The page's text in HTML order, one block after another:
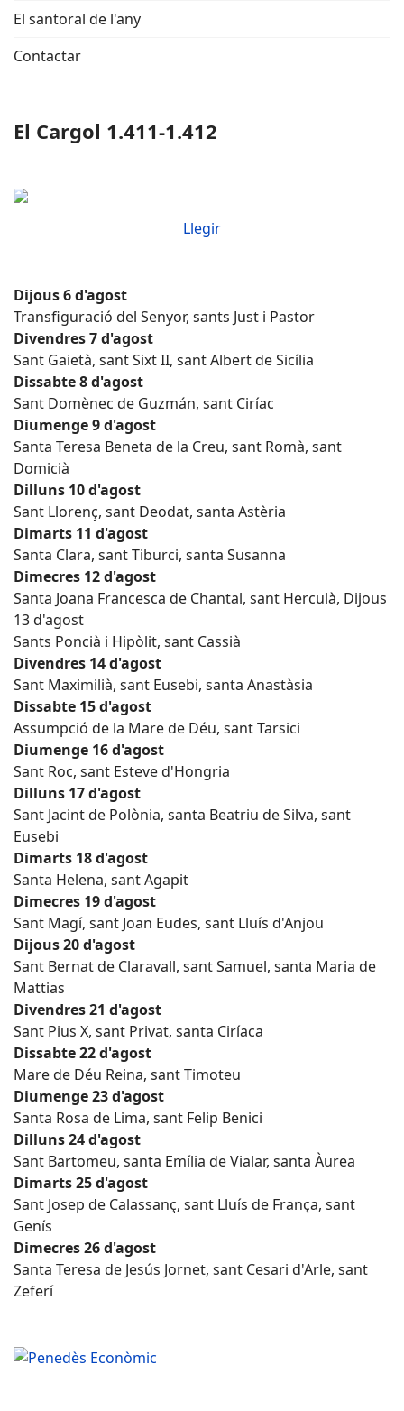
El santoral de l'any
Contactar
El Cargol 1.411-1.412
Llegir
Dijous 6 d'agost
Transfiguració del Senyor, sants Just i Pastor
Divendres 7 d'agost
Sant Gaietà, sant Sixt II, sant Albert de Sicília
Dissabte 8 d'agost
Sant Domènec de Guzmán, sant Ciríac
Diumenge 9 d'agost
Santa Teresa Beneta de la Creu, sant Romà, sant
Domicià
Dilluns 10 d'agost
Sant Llorenç, sant Deodat, santa Astèria
Dimarts 11 d'agost
Santa Clara, sant Tiburci, santa Susanna
Dimecres 12 d'agost
Santa Joana Francesca de Chantal, sant Herculà, Dijous
13 d'agost
Sants Poncià i Hipòlit, sant Cassià
Divendres 14 d'agost
Sant Maximilià, sant Eusebi, santa Anastàsia
Dissabte 15 d'agost
Assumpció de la Mare de Déu, sant Tarsici
Diumenge 16 d'agost
Sant Roc, sant Esteve d'Hongria
Dilluns 17 d'agost
Sant Jacint de Polònia, santa Beatriu de Silva, sant
Eusebi
Dimarts 18 d'agost
Santa Helena, sant Agapit
Dimecres 19 d'agost
Sant Magí, sant Joan Eudes, sant Lluís d'Anjou
Dijous 20 d'agost
Sant Bernat de Claravall, sant Samuel, santa Maria de
Mattias
Divendres 21 d'agost
Sant Pius X, sant Privat, santa Ciríaca
Dissabte 22 d'agost
Mare de Déu Reina, sant Timoteu
Diumenge 23 d'agost
Santa Rosa de Lima, sant Felip Benici
Dilluns 24 d'agost
Sant Bartomeu, santa Emília de Vialar, santa Àurea
Dimarts 25 d'agost
Sant Josep de Calassanç, sant Lluís de França, sant
Genís
Dimecres 26 d'agost
Santa Teresa de Jesús Jornet, sant Cesari d'Arle, sant
Zeferí